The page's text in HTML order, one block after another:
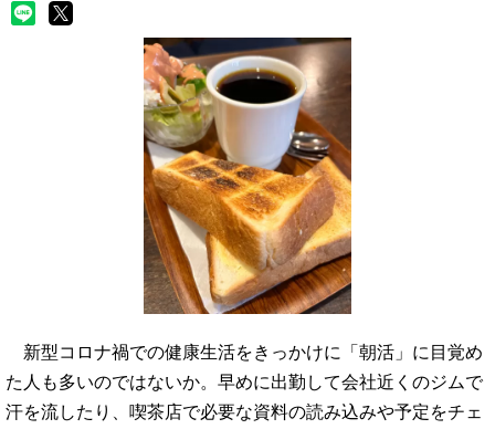
新型コロナ禍での健康生活をきっかけに「朝活」に目覚め
た人も多いのではないか。早めに出勤して会社近くのジムで
汗を流したり、喫茶店で必要な資料の読み込みや予定をチェ